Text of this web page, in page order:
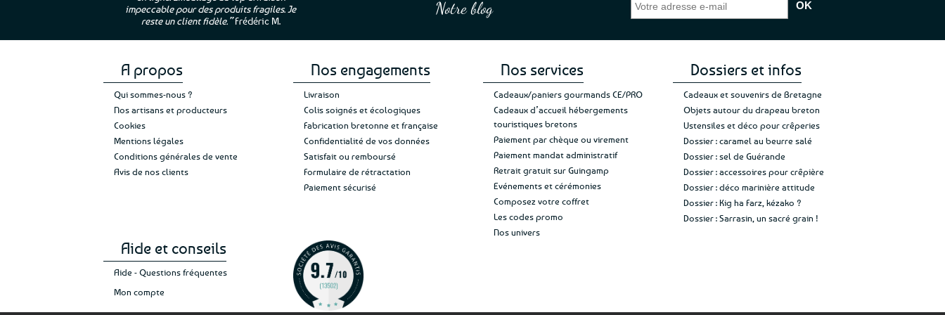
produit
impeccable pour des produits fragiles. Je
reste un client fidèle.”Frédéric M.
et une équipe à l’écoute :-)”Patricia M.
Je suis plus que satisfaite de mon achat et
de ma livraison. Ne changez rien”Jade C.
commande, mais un client à satisfaire.”
Notre blog
A propos
Qui sommes-nous ?
Nos artisans et producteurs
Cookies
Mentions légales
Conditions générales de vente
Avis de nos clients
Nos engagements
Livraison
Colis soignés et écologiques
Fabrication bretonne et française
Confidentialité de vos données
Satisfait ou remboursé
Formulaire de rétractation
Paiement sécurisé
Nos services
Cadeaux/paniers gourmands CE/PRO
Cadeaux d’accueil hébergements
touristiques bretons
Paiement par chèque ou virement
Paiement mandat administratif
Retrait gratuit sur Guingamp
Evénements et cérémonies
Composez votre coffret
Les codes promo
Nos univers
Dossiers et infos
Cadeaux et souvenirs de Bretagne
Objets autour du drapeau breton
Ustensiles et déco pour crêperies
Dossier : caramel au beurre salé
Dossier : sel de Guérande
Dossier : accessoires pour crêpière
Dossier : déco marinière attitude
Dossier : Kig ha Farz, kézako ?
Dossier : Sarrasin, un sacré grain !
Aide et conseils
Aide - Questions fréquentes
Mon compte